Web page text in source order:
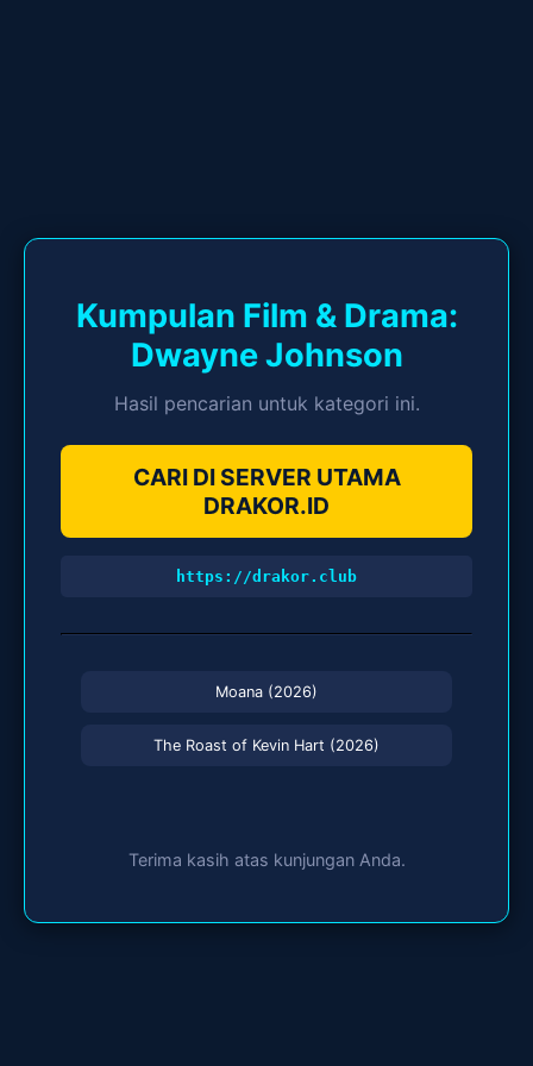
Kumpulan Film & Drama:
Dwayne Johnson
Hasil pencarian untuk kategori ini.
CARI DI SERVER UTAMA
DRAKOR.ID
https://drakor.club
Moana (2026)
The Roast of Kevin Hart (2026)
Terima kasih atas kunjungan Anda.